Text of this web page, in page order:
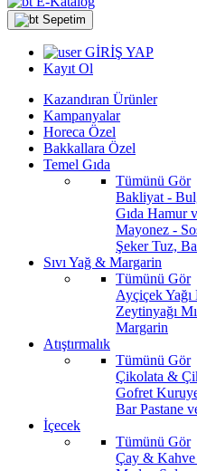
Sepetim
GİRİŞ YAP
Kayıt Ol
Kazandıran Ürünler
Kampanyalar
Horeca Özel
Bakkallara Özel
Temel Gıda
Tümünü Gör
Bakliyat -
Gıda Hamur
Mayonez -
ŞekerTuz,
Sıvı Yağ & Margarin
Tümünü Gör
Ayçiçek Yağı
Zeytinyağı
Margarin
Atıştırmalık
Tümünü Gör
Çikolata &
Gofret
BarPastane
İçecek
Tümünü Gör
Çay & Kahve